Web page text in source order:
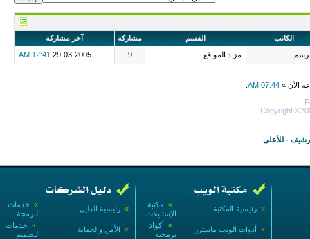
الكاتب القسم مشاركة
آخر مشاركة
مزاد المواقع 9
29-03-2005
12:41 AM
الآن » 07:44 AM
Copyright
- للأعلى
» خدمات
البرمجة
» رئيسية الدليل
» خدمات
التصميم
» الأمن والحماية
» مكتبة
الإستايلات
» رئيسية المكتبة
» أكواد
برمجية
» أدوات الويب ماسترز